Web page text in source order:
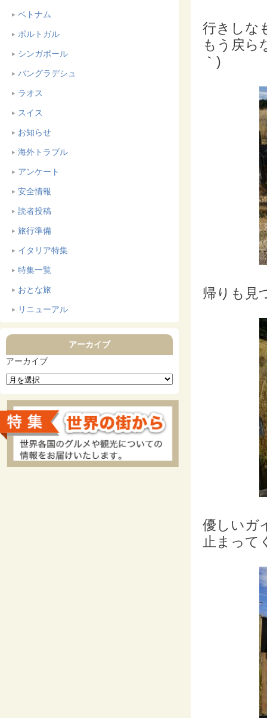
ベトナム
ポルトガル
シンガポール
バングラデシュ
ラオス
スイス
お知らせ
海外トラブル
アンケート
安全情報
読者投稿
旅行準備
イタリア特集
特集一覧
おとな旅
リニューアル
アーカイブ
アーカイブ
行きしな
もう戻ら
｀)
帰りも見
優しいガ
止まって